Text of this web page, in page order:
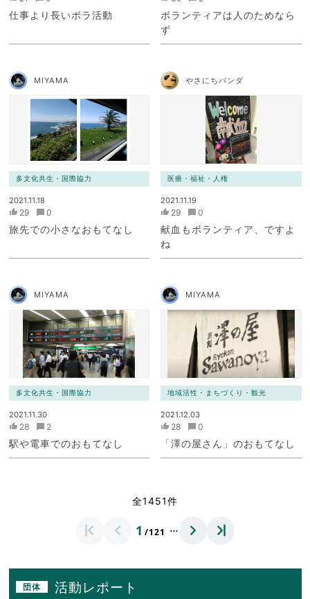
仕事より長いボラ活動
ボランティアは人のためなら
ず
MIYAMA
多文化共生・国際協力
2021.11.18
29 0
旅先での小さなおもてなし
やさにちパンダ
医療・福祉・人権
2021.11.19
29 0
献血もボランティア、ですよ
ね
MIYAMA
多文化共生・国際協力
2021.11.30
28 2
駅や電車でのおもてなし
MIYAMA
地域活性・まちづくり・観光
2021.12.03
28 0
「澤の屋さん」のおもてなし
全1451件
1 /121 …
団体 活動レポート